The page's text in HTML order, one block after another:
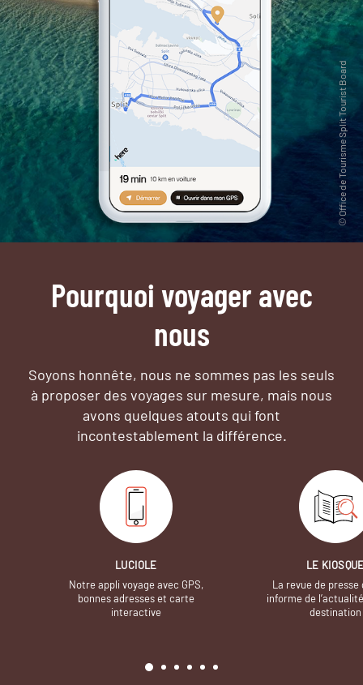
Pourquoi voyager avec
nous
Soyons honnête, nous ne sommes pas les seuls
à proposer des voyages sur mesure, mais nous
avons quelques atouts qui font
incontestablement la différence.
LUCIOLE
Notre appli voyage avec GPS,
bonnes adresses et carte
interactive
LE
La revue de presse
informe de
destination